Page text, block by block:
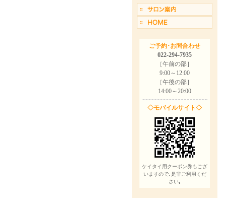
ご予約･お問合わせ
022-294-7935
［午前の部］
9:00～12:00
［午後の部］
14:00～20:00
◇モバイルサイト◇
ケイタイ用クーポン券もござ
いますので､是非ご利用くだ
さい｡